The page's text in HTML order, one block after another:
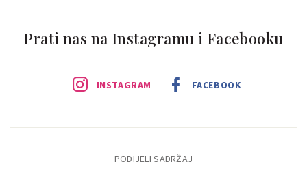
Prati nas na Instagramu i Facebooku
INSTAGRAM FACEBOOK
PODIJELI SADRŽAJ